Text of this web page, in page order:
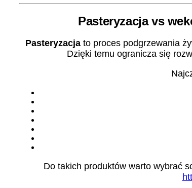
Pasteryzacja vs
Pasteryzacjato proces podgrzewania
Dzięki temu ogranicza się
Do takich produktów warto wybrać